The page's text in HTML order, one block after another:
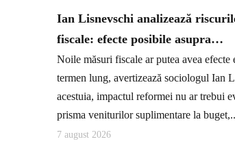
Ian Lisnevschi analizează
fiscale: efecte posibile asupra…
Noile măsuri fiscale ar putea avea efecte
termen lung, avertizează sociologul Ian
acestuia, impactul reformei nu ar trebui
prisma veniturilor suplimentare la
7 august 2026